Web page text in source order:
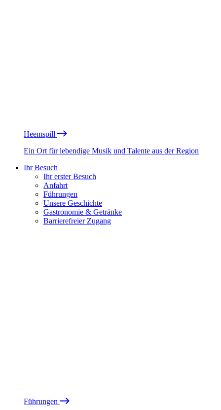
Heemspill
Ein Ort für lebendige Musik und Talente aus der Region
Ihr Besuch
Ihr erster Besuch
Anfahrt
Führungen
Unsere Geschichte
Gastronomie & Getränke
Barrierefreier Zugang
Führungen